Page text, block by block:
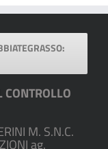
CONTROLLO
M. S.N.C.
ag.